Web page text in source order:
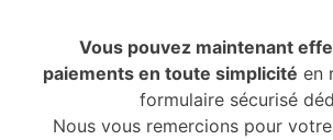
Vous pouvez maintenant
paiements en toute simplicité en
formulaire sécurisé
Nous vous remercions pour